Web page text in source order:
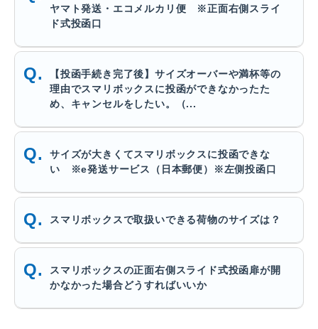
ヤマト発送・エコメルカリ便 ※正面右側スライ
ド式投函口
【投函手続き完了後】サイズオーバーや満杯等の
理由でスマリボックスに投函ができなかったた
め、キャンセルをしたい。（...
サイズが大きくてスマリボックスに投函できな
い ※e発送サービス（日本郵便）※左側投函口
スマリボックスで取扱いできる荷物のサイズは？
スマリボックスの正面右側スライド式投函扉が開
かなかった場合どうすればいいか